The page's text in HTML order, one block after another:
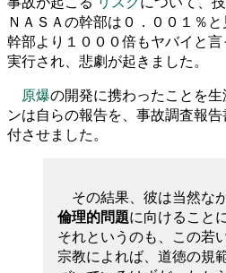
ＮＡＳＡの幹部は０．００１％
幹部より１０００倍もヤバイと
実行され、悲劇が起きました。
原爆の開発に携わったことを
ンは自らの報告を、事故調査報
付させました。
その結果、彼は当然な
倫理的問題に向けること
それというのも、この若
宗教によれば、道徳の規